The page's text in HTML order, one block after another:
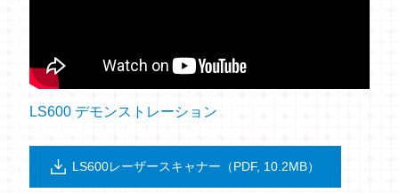
LS600 デモンストレーション
LS600レーザースキャナー（PDF, 10.2MB）